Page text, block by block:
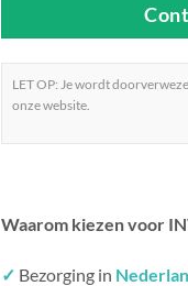
LET OP: Je wordt
onze website.
Waarom kiezen voor
✓ Bezorging in